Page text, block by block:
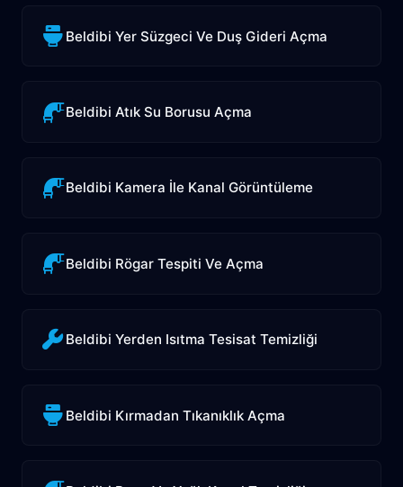
Beldibi Yer Süzgeci Ve Duş Gideri Açma
Beldibi Atık Su Borusu Açma
Beldibi Kamera İle Kanal Görüntüleme
Beldibi Rögar Tespiti Ve Açma
Beldibi Yerden Isıtma Tesisat Temizliği
Beldibi Kırmadan Tıkanıklık Açma